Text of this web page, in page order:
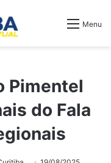
Menu
Pimentel
do Fala